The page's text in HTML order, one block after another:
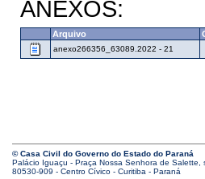
ANEXOS:
Arquivo
anexo266356_63089.2022 - 21
© Casa Civil do Governo do Estado do Paraná
Palácio Iguaçu - Praça Nossa Senhora de Salette,
80530-909 - Centro Cívico - Curitiba - Paraná